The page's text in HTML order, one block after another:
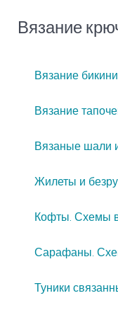
Вязание
Вязание
Вязание
Вязаные шали
Жилеты и
Кофты. Схемы
Сарафаны.
Туники